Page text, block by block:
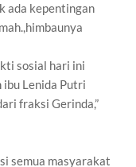
ada kepentingan
sosial hari ini
ibu Lenida Putri
fraksi Gerinda,”
semua masyarakat